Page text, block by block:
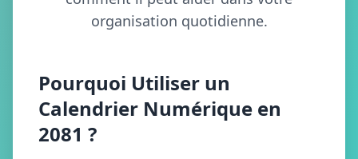
organisation quotidienne.
Pourquoi Utiliser un
Calendrier Numérique en
2081 ?